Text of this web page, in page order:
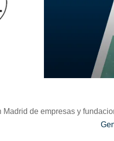
de empresas y